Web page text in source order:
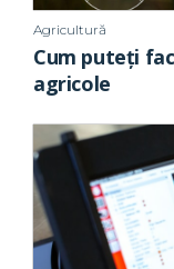
Agricultură
Cum puteți
agricole